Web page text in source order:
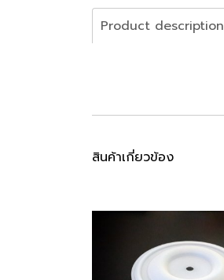
Product description
สินค้าเกี่ยวข้อง